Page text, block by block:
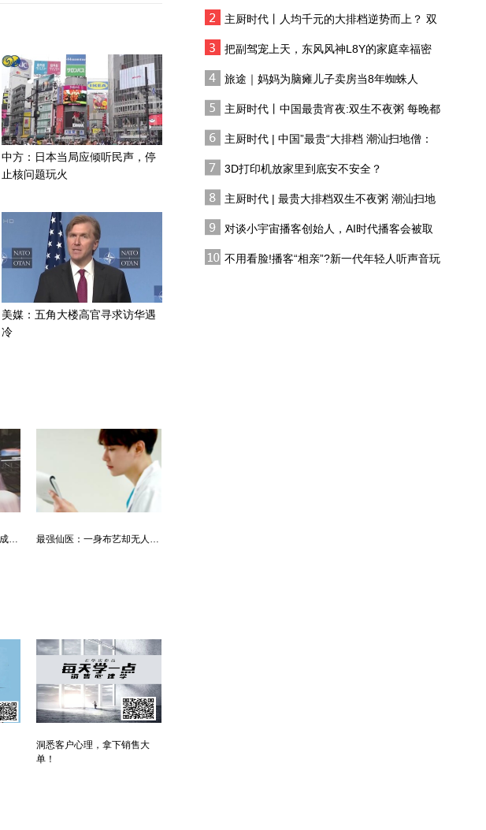
怒日本人
“14对14”欧盟到底制裁了
约”的信号，失去美国的欧
洲，能否自保？
从“狠打”到不打，特朗普
又极限反转，专家：典型
伊朗媒体：拟禁美以船只
解放军黄岩岛军事演训 迎
中方：日本当局应倾听民声，停
止核问题玩火
美媒：五角大楼高官寻求访华遇
冷
青云直上：创宏图霸业，成人生赢家 最强仙医：一身布艺却无人不识
洞悉客户心理，拿下销售大
单！
主厨时代丨人均千元的大排档逆势而上？ 双
把副驾宠上天，东风风神L8Y的家庭幸福密
旅途｜妈妈为脑瘫儿子卖房当8年蜘蛛人
主厨时代丨中国最贵宵夜:双生不夜粥 每晚都
主厨时代 | 中国”最贵“大排档 潮汕扫地僧：
3D打印机放家里到底安不安全？
主厨时代 | 最贵大排档双生不夜粥 潮汕扫地
对谈小宇宙播客创始人，AI时代播客会被取
不用看脸!播客“相亲”?新一代年轻人听声音玩